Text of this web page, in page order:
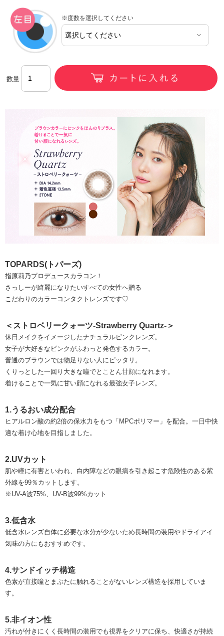
※度数を選択してください
数量
TOPARDS(トパーズ)
指原莉乃プロデュースカラコン！
さっしーが綺麗になりたいすべての女性へ贈る
こだわりのカラーコンタクトレンズです♡
＜ストロベリークォーツ-Strawberry Quartz-＞
休日メイクをイメージしたナチュラルピンクレンズ。
女子が大好きなピンクがふわっと発色するカラー。
普通のブラウンでは物足りない人にピッタリ。
くりっとした一回り大きな瞳でとことん甘顔になれます。
着けることで一気に甘い顔になれる最強女子レンズ。
1.うるおい成分配合
ヒアルロン酸の約2倍の保水力をもつ「MPCポリマー」を配合。一日中快
適な着け心地を目指しました。
2.UVカット
肌や瞳に有害といわれ、白内障などの眼病を引き起こす危険性のある紫
外線を99％カットします。
※UV-A波75%、UV-B波99%カット
3.低含水
低含水レンズ自体に必要な水分が少ないため長時間の装用やドライアイ
気味の方にもおすすめです。
4.サンドイッチ構造
色素が直接瞳とまぶたに触れることがないレンズ構造を採用していま
す。
5.非イオン性
汚れが付きにくく長時間の装用でも視界をクリアに保ち、快適さが持続